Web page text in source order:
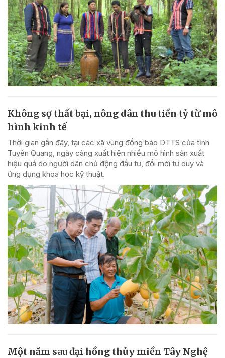
Không sợ thất bại, nông dân thu tiền tỷ từ mô
hình kinh tế
Thời gian gần đây, tại các xã vùng đồng bào DTTS của tỉnh
Tuyên Quang, ngày càng xuất hiện nhiều mô hình sản xuất
hiệu quả do người dân chủ động đầu tư, đổi mới tư duy và
ứng dụng khoa học kỹ thuật.
Một năm sau đại hồng thủy miền Tây Nghệ